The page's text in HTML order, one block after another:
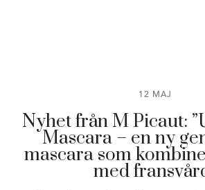
12 MAJ
Nyhet från M Picaut:
Mascara – en ny
mascara som
med